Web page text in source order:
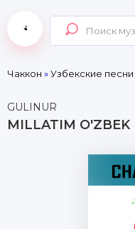
Чаккон »Узбекские песни
GULINUR
MILLATIM O'ZBEK